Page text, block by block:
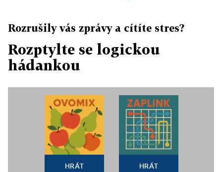
Rozrušily vás zprávy a cítíte stres?
Rozptylte se logickou
hádankou
HRÁT HRÁT